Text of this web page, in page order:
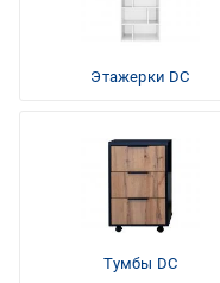
Этажерки DC
Тумбы DC